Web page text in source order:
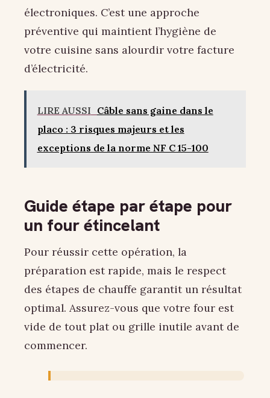
électroniques. C’est une approche
préventive qui maintient l’hygiène de
votre cuisine sans alourdir votre facture
d’électricité.
LIRE AUSSI Câble sans gaine dans le
placo : 3 risques majeurs et les
exceptions de la norme NF C 15-100
Guide étape par étape pour
un four étincelant
Pour réussir cette opération, la
préparation est rapide, mais le respect
des étapes de chauffe garantit un résultat
optimal. Assurez-vous que votre four est
vide de tout plat ou grille inutile avant de
commencer.